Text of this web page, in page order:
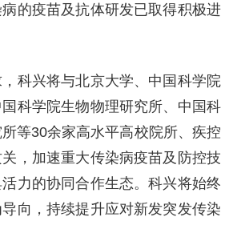
的疫苗及抗体研发已取得积极进
科兴将与北京大学、中国科学院
科学院生物物理研究所、中国科
等30余家高水平高校院所、疾控
，加速重大传染病疫苗及防控技
力的协同合作生态。科兴将始终
向，持续提升应对新发突发传染